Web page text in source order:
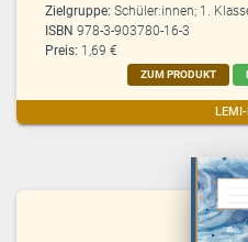
Zielgruppe:Schüler:innen; 1.
ISBN978-3-903780-16-3
Preis: 1,69 €
ZUM PRODUKT